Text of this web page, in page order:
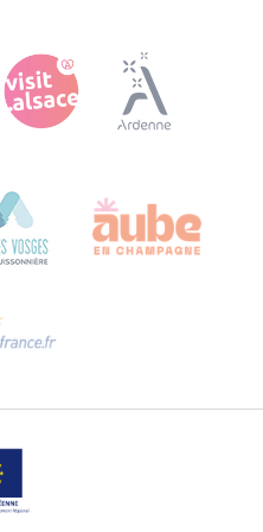
Grand Est
per E-Mail an